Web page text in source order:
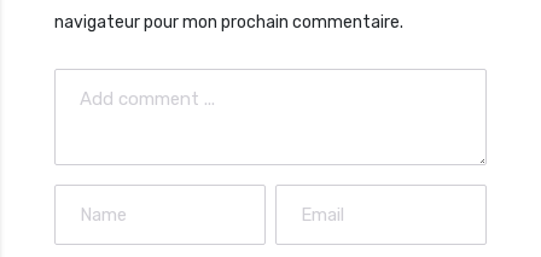
navigateur pour mon prochain commentaire.